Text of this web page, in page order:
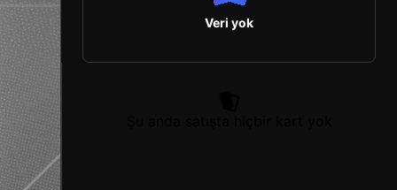
Veri yok